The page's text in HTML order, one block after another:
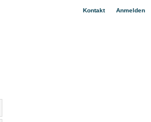
Kontakt| Anmelden